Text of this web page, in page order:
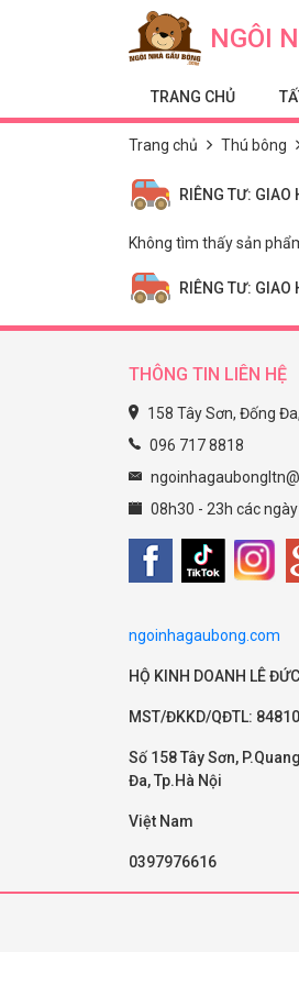
NGÔI
TRANG CHỦ
Trang chủ Thú bông
RIÊNG TƯ: GIAO
Không tìm thấy sản
RIÊNG TƯ: GIAO
THÔNG TIN LIÊN HỆ
158 Tây Sơn, Đống
096 717 8818
08h30 - 23h các
ngoinhagaubong.com
HỘ KINH DOANH LÊ
MST/ĐKKD/QĐTL:
Số 158 Tây Sơn,
Đa, Tp.Hà Nội
Việt Nam
0397976616